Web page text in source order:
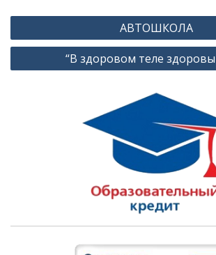
Навигация
по
АВТОШКОЛА
“В здоровом теле